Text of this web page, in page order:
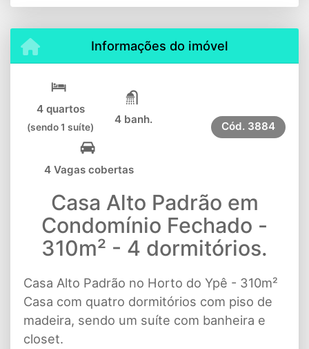
Informações do imóvel
4 quartos
(sendo 1 suíte)
4 banh.
4 Vagas cobertas
Cód. 3884
Casa Alto Padrão em
Condomínio Fechado -
310m² - 4 dormitórios.
Casa Alto Padrão no Horto do Ypê - 310m²
Casa com quatro dormitórios com piso de
madeira, sendo um suíte com banheira e
closet.